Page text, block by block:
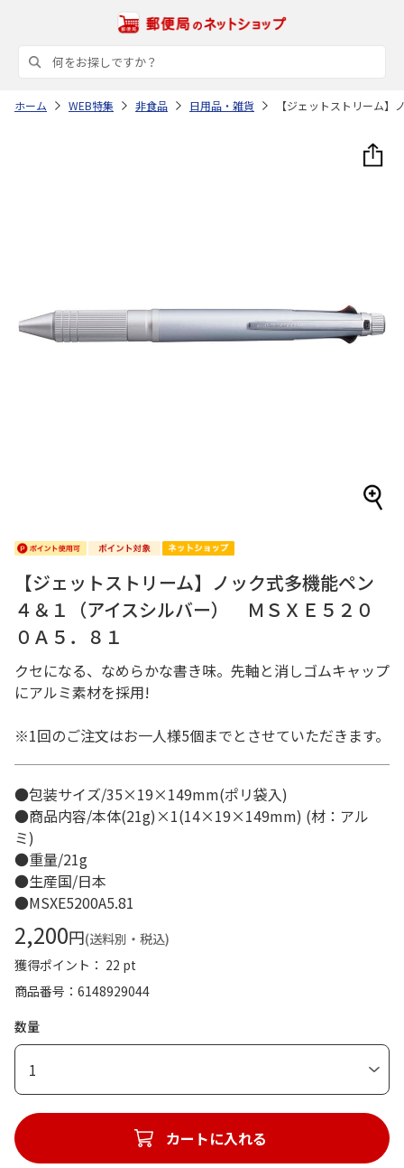
ホーム WEB特集 非食品 日用品・雑貨 【ジェットストリーム
【ジェットストリーム】ノック式多機能ペン
４＆１（アイスシルバー） ＭＳＸＥ５２０
０Ａ５．８１
クセになる、なめらかな書き味。先軸と消しゴムキャップ
にアルミ素材を採用!
※1回のご注文はお一人様5個までとさせていただきます。
●包装サイズ/35×19×149mm(ポリ袋入)
●商品内容/本体(21g)×1(14×19×149mm) (材：アル
ミ)
●重量/21g
●生産国/日本
●MSXE5200A5.81
2,200円(送料別・税込)
獲得ポイント： 22 pt
商品番号
6148929044
数量
1
カートに入れる